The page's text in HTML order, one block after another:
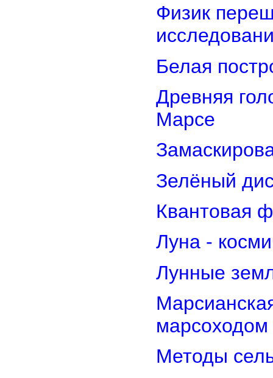
Физик
Белая
Древняя
Марсе
Зелёный
Квантовая
Луна -
Лунные
марсоходом
Методы